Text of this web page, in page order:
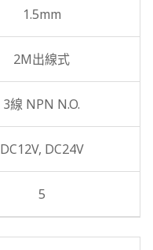
1.5mm
2M出線式
3線 NPN N.O.
DC12V, DC24V
5